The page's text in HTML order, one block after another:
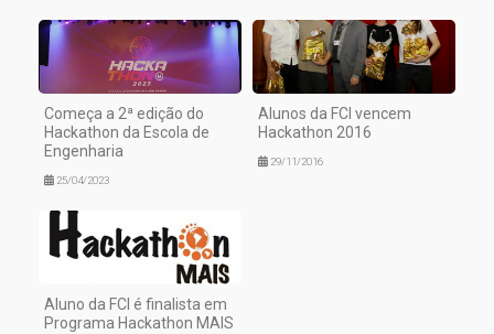
Começa a 2ª edição do
Hackathon da Escola de
Engenharia
25/04/2023
Alunos da FCI vencem
Hackathon 2016
29/11/2016
Aluno da FCI é finalista em
Programa Hackathon MAIS